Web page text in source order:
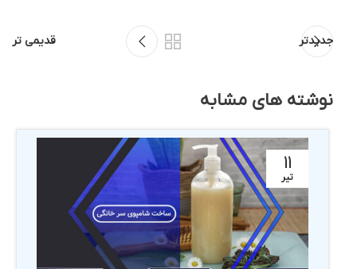
جدیدتر قدیمی تر
نوشته های مشابه
11
تیر